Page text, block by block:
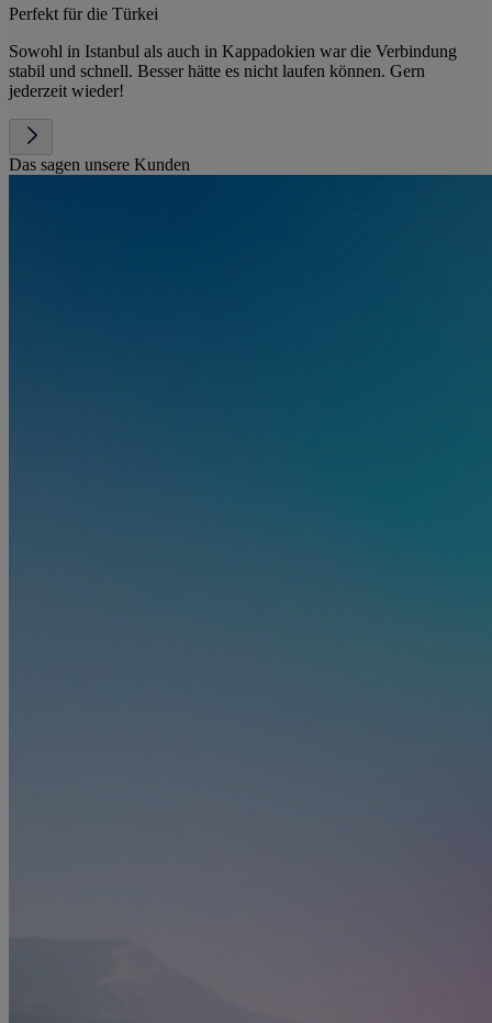
Perfekt für die Türkei
Sowohl in Istanbul als auch in Kappadokien war die Verbindung
stabil und schnell. Besser hätte es nicht laufen können. Gern
jederzeit wieder!
Das sagen unsere Kunden